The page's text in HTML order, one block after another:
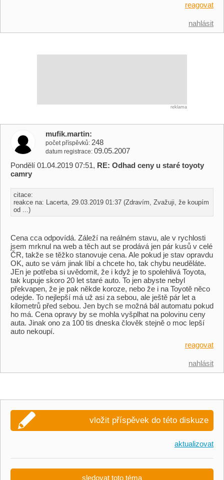
reagovat
nahlásit
reklama
mufik.martin
počet příspěvků 248
datum registrace 09.05.2007
Pondělí 01.04.2019 07:51, RE: Odhad ceny u staré toyoty
camry
citace:
reakce na: Lacerta, 29.03.2019 01:37 (Zdravím, Zvažuji, že koupím
od ...)
Cena cca odpovídá. Záleží na reálném stavu, ale v rychlosti
jsem mrknul na web a těch aut se prodává jen pár kusů v celé
ČR, takže se těžko stanovuje cena. Ale pokud je stav opravdu
OK, auto se vám jinak líbí a chcete ho, tak chybu neuděláte.
JEn je potřeba si uvědomit, že i když je to spolehlivá Toyota,
tak kupuje skoro 20 let staré auto. To jen abyste nebyl
překvapen, že je pak někde koroze, nebo že i na Toyotě něco
odejde. To nejlepší má už asi za sebou, ale ještě pár let a
kilometrů před sebou. Jen bych se možná bál automatu pokud
ho má. Cena opravy by se mohla vyšplhat na polovinu ceny
auta. Jinak ono za 100 tis dneska člověk stejně o moc lepší
auto nekoupí.
reagovat
nahlásit
vložit příspěvek do této diskuze
aktualizovat
sledovat toto téma